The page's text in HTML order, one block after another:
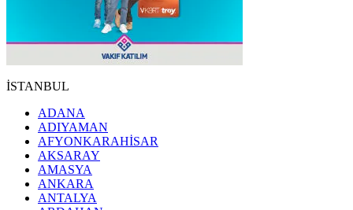
İSTANBUL
ADANA
ADIYAMAN
AFYONKARAHİSAR
AKSARAY
AMASYA
ANKARA
ANTALYA